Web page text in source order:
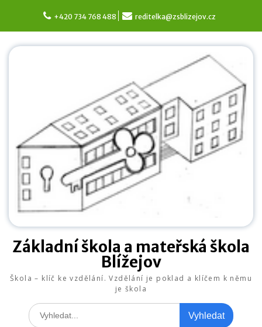
content
+420 734 768 488 reditelka@zsblizejov.cz
Základní škola a mateřská škola
Blížejov
Škola – klíč ke vzdělání. Vzdělání je poklad a klíčem k němu
je škola
Search
for: